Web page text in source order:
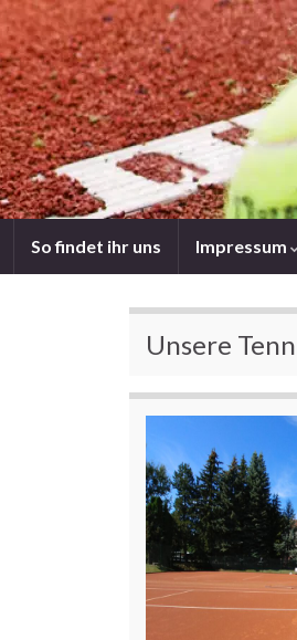
So findet ihr uns Impressum
Unsere